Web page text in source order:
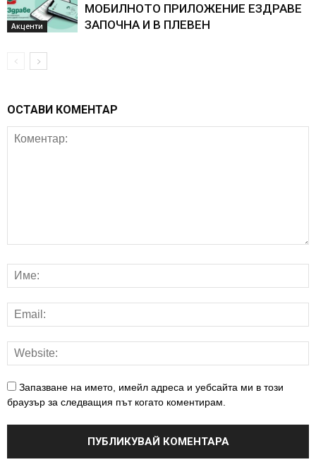
Акценти
МОБИЛНОТО ПРИЛОЖЕНИЕ ЕЗДРАВЕ
ЗАПОЧНА И В ПЛЕВЕН
ОСТАВИ КОМЕНТАР
Запазване на името, имейл адреса и уебсайта ми в този
браузър за следващия път когато коментирам.